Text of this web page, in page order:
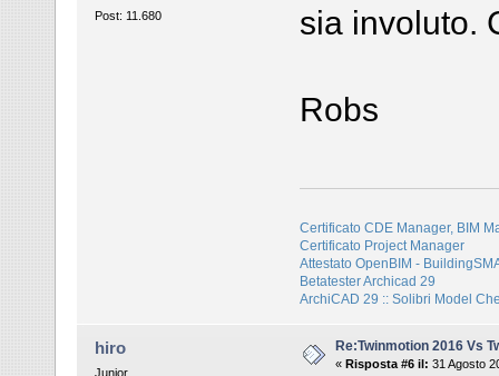
Post: 11.680
sia involuto.
Robs
Certificato CDE Manager, BIM
Certificato Project Manager
Attestato OpenBIM -
Betatester Archicad 29
ArchiCAD 29 :: Solibri Model
hiro
Junior
Re:Twinmotion 2016 Vs
« Risposta #6 il: 31 Agosto